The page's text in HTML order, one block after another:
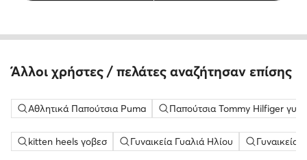
Άλλοι χρήστες / πελάτες αναζήτησαν επίσης
Αθλητικά Παπούτσια Puma Παπούτσια Tommy Hilfiger
kitten heels γοβεσ Γυναικεία Γυαλιά Ηλίου Γυναικεία